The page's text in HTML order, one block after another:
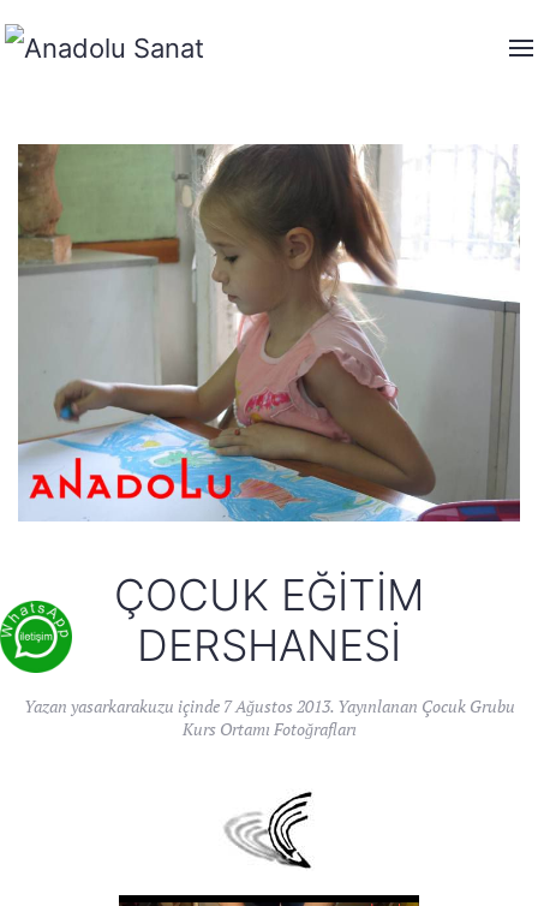
ÇOCUK EĞITIM
DERSHANESI
Yazan yasarkarakuzu içinde 7 Ağustos 2013. Yayınlanan Çocuk Grubu
Kurs Ortamı Fotoğrafları